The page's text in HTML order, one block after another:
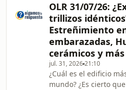
cara? ¿Cuál es la historia de Tropas
Especiales del Cuartel
ilusiones ópticas y
engañar a los
Segunda Guerra Mundial?
en algunas
desarrolla la idea de
pertenecen
OLR 31/07/26:
trillizos
Estreñimiento
embarazadas,
cerámicos y más
jul. 31, 202621:10
¿Cuál es el edificio
mundo? ¿Es cierto que los indígenas